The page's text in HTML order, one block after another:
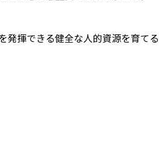
揮できる健全な人的資源を育てる